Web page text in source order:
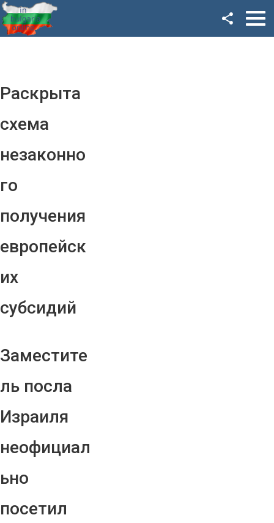
Раскрыта
схема
незаконно
го
получения
европейск
их
субсидий
Заместите
ль посла
Израиля
неофициал
ьно
посетил